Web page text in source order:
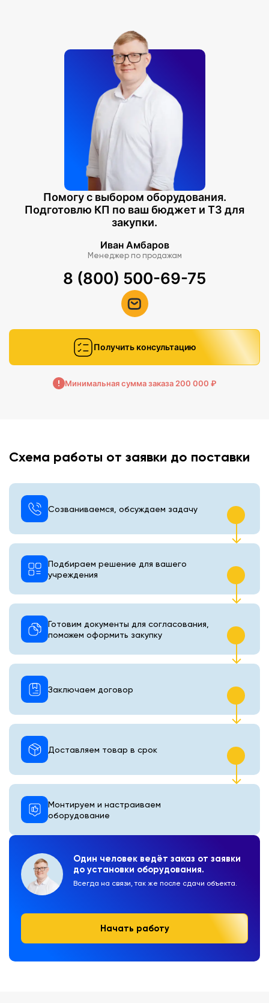
Помогу с выбором оборудования.
Подготовлю КП по ваш бюджет и ТЗ для
закупки.
Иван Амбаров
Менеджер по продажам
8 (800) 500-69-75
Получить консультацию
Минимальная сумма заказа 200 000 ₽
Схема работы от заявки до поставки
Один человек ведёт заказ от заявки
до установки оборудования.
Всегда на связи, так же после сдачи объекта.
Начать работу
Созваниваемся, обсуждаем задачу
Подбираем решение для вашего
учреждения
Готовим документы для согласования,
поможем оформить закупку
Монтируем и настраиваем
оборудование
Доставляем товар в срок
Заключаем договор